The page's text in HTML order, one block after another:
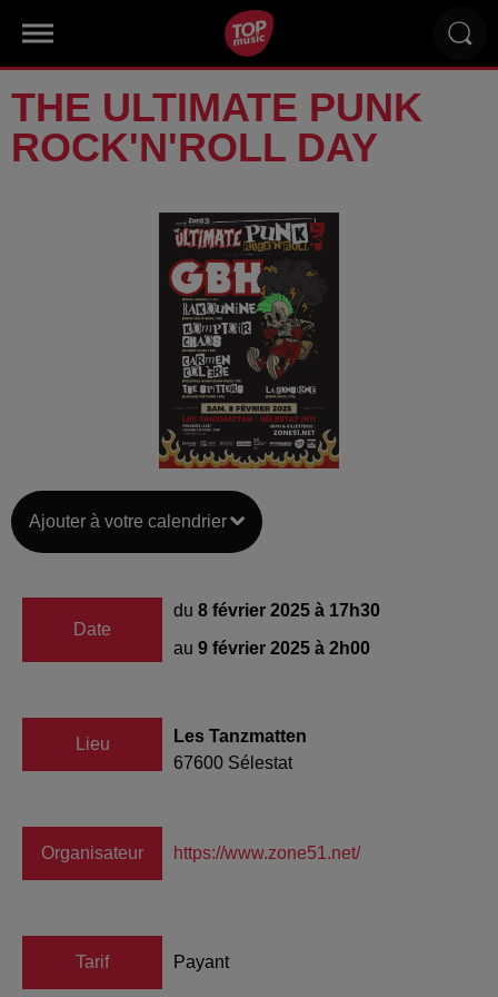
THE ULTIMATE PUNK
ROCK'N'ROLL DAY
Ajouter à votre calendrier
Date
du 8 février 2025 à 17h30
au 9 février 2025 à 2h00
Lieu
Les Tanzmatten
67600 Sélestat
Organisateur https://www.zone51.net/
Tarif Payant